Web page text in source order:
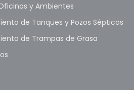
y Ambientes
de Tanques y Pozos Sépticos
de Trampas de Grasa